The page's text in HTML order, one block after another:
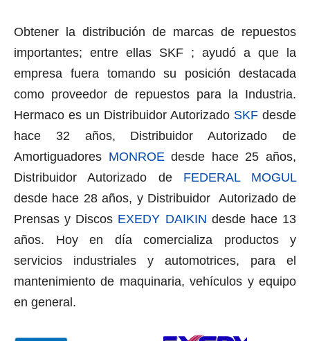
Obtener la distribución de marcas de repuestos
importantes; entre ellas SKF ; ayudó a que la
empresa fuera tomando su posición destacada
como proveedor de repuestos para la Industria.
Hermaco es un Distribuidor Autorizado SKF desde
hace 32 años, Distribuidor Autorizado de
Amortiguadores MONROEdesde hace 25 años,
Distribuidor Autorizado de FEDERAL MOGUL
desde hace 28 años, y Distribuidor Autorizado de
Prensas y Discos EXEDY DAIKIN desde hace 13
años. Hoy en día comercializa productos y
servicios industriales y automotrices, para el
mantenimiento de maquinaria, vehículos y equipo
en general.